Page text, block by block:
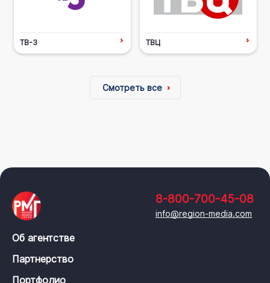
ТВ-3 ТВЦ
Смотреть все
8-800-700-45-08
info@region-media.com
Об агентстве
Партнерство
Портфолио